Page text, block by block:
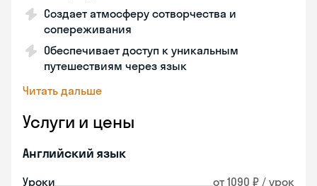
Создает атмосферу сотворчества и
сопереживания
Обеспечивает доступ к уникальным
путешествиям через язык
Читать дальше
Услуги и цены
Английский язык
Уроки от 1090 ₽ / урок